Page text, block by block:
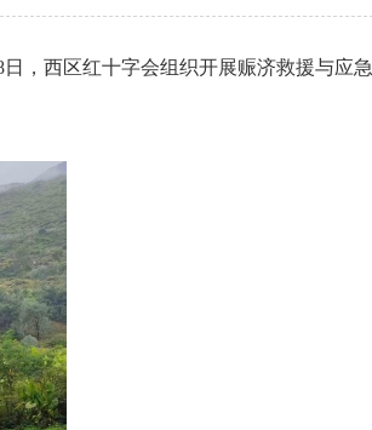
，西区红十字会组织开展赈济救援与应急